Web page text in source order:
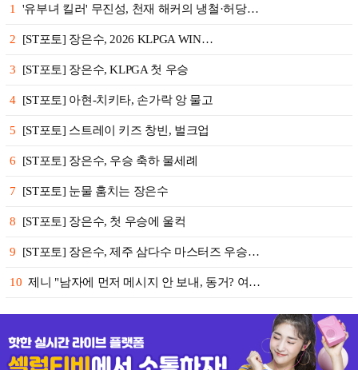
1 '유부녀 킬러' 무진성, 천재 해커의 냉철·허당…
2 [ST포토] 장은수, 2026 KLPGA WIN…
3 [ST포토] 장은수, KLPGA 첫 우승
4 [ST포토] 아현-치키타, 손가락 앙 물고
5 [ST포토] 스트레이 키즈 창빈, 벌크업
6 [ST포토] 장은수, 우승 축하 물세례
7 [ST포토] 눈물 훔치는 장은수
8 [ST포토] 장은수, 첫 우승에 울컥
9 [ST포토] 장은수, 제주 삼다수 마스터즈 우승…
10 제니 "남자에 먼저 메시지 안 보내, 동거? 여…